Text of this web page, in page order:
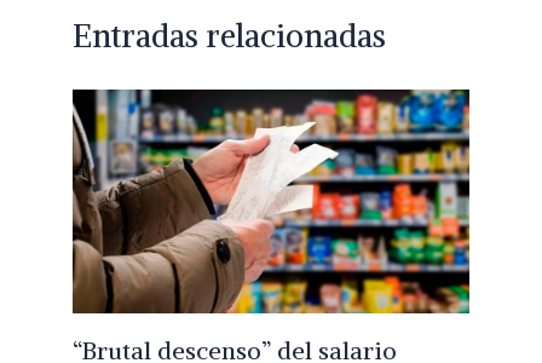
Entradas relacionadas
“Brutal descenso” del salario